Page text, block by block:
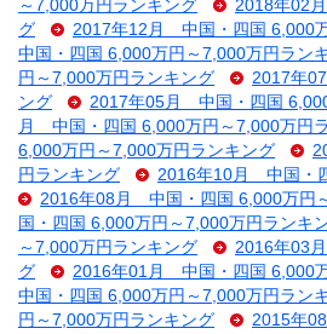
～7,000万円ランキング
2018年02
グ
2017年12月 中国・四国 6,000
中国・四国 6,000万円～7,000万円ラン
円～7,000万円ランキング
2017年
ング
2017年05月 中国・四国
月 中国・四国 6,000万円～7,000万円
6,000万円～7,000万円ランキング
円ランキング
2016年10月 中国・
2016年08月 中国・四国 6,000万円
国・四国 6,000万円～7,000万円ランキ
～7,000万円ランキング
2016年03
グ
2016年01月 中国・四国 6,000
中国・四国 6,000万円～7,000万円ラン
円～7,000万円ランキング
2015年